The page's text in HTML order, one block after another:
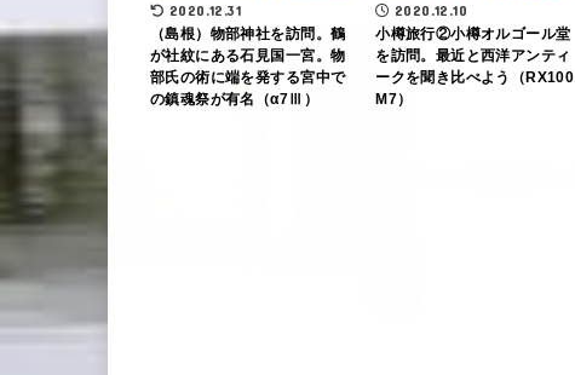
2020.12.31
（島根）物部神社を訪問。鶴
が社紋にある石見国一宮。物
部氏の術に端を発する宮中で
の鎮魂祭が有名（α7Ⅲ）
2020.12.10
小樽旅行②小樽オルゴール堂
を訪問。最近と西洋アンティ
ークを聞き比べよう（RX100
M7）